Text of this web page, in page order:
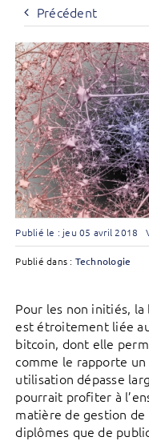
Précédent
Publié le : jeu 05 avril 2018
Publié dans : Technologie
Pour les non initiés, la
est étroitement liée
bitcoin, dont elle
comme le rapporte un
utilisation dépasse
pourrait profiter à
matière de gestion
diplômes que de